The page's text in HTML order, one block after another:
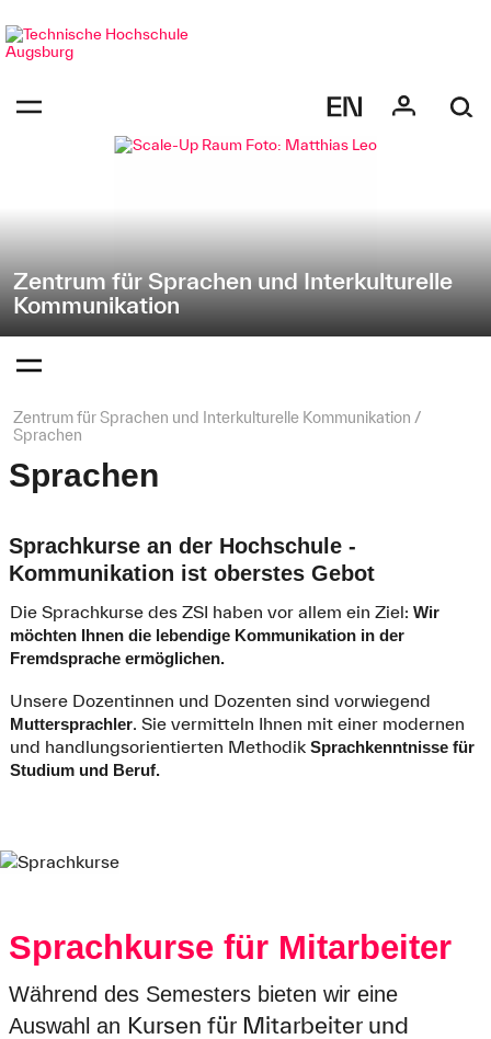
überspringen
zur
Navigation
"Zentrum
Interkulturelle
Kommunikation"
Zentrum für Sprachen und Interkulturelle
Kommunikation
bestätigen
bestätigen
des
Menüs
Seitenpfad:
Zentrum für Sprachen und Interkulturelle Kommunikation
Sprachen
Sprachen
Sprachkurse an der Hochschule -
Kommunikation ist oberstes Gebot
Die Sprachkurse des ZSI haben vor allem ein Ziel: Wir
möchten Ihnen die lebendige Kommunikation in der
Fremdsprache ermöglichen.
Unsere Dozentinnen und Dozenten sind vorwiegend
Muttersprachler. Sie vermitteln Ihnen mit einer modernen
und handlungsorientierten Methodik Sprachkenntnisse für
Studium und Beruf.
Sprachkurse für Mitarbeiter
Während des Semesters bieten wir eine
Auswahl an Kursen für Mitarbeiter und